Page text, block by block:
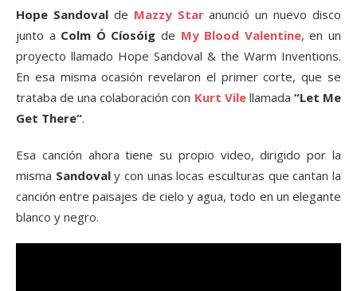
Hope Sandovalde Mazzy Staranunció un nuevo disco
junto a Colm Ó Cíosóig de My Blood Valentine, en un
proyecto llamado Hope Sandoval & the Warm Inventions.
En esa misma ocasión revelaron el primer corte, que se
trataba de una colaboración con Kurt Vilellamada “Let Me
Get There“.
Esa canción ahora tiene su propio video, dirigido por la
misma Sandovaly con unas locas esculturas que cantan la
canción entre paisajes de cielo y agua, todo en un elegante
blanco y negro.